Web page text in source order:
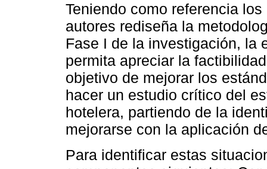
Teniendo como referencia
autores rediseña la
Fase I de la investigación, la
permita apreciar la
objetivo de mejorar los
hacer un estudio crítico del
hotelera, partiendo de la
mejorarse con la aplicación
Para identificar estas